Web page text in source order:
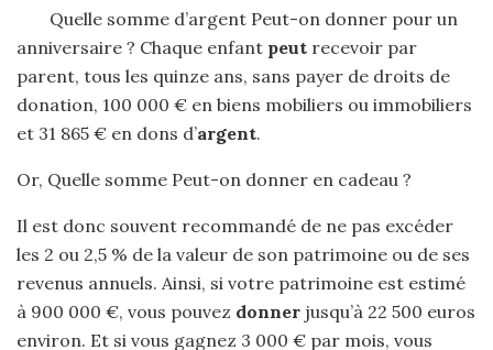
Quelle somme d’argent Peut-on donner pour un
anniversaire ? Chaque enfant peut recevoir par
parent, tous les quinze ans, sans payer de droits de
donation, 100 000 € en biens mobiliers ou immobiliers
et 31 865 € en dons d’argent.
Or, Quelle somme Peut-on donner en cadeau ?
Il est donc souvent recommandé de ne pas excéder
les 2 ou 2,5 % de la valeur de son patrimoine ou de ses
revenus annuels. Ainsi, si votre patrimoine est estimé
à 900 000 €, vous pouvez donner jusqu’à 22 500 euros
environ. Et si vous gagnez 3 000 € par mois, vous